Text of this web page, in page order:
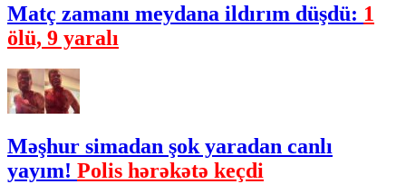
Matç zamanı meydana ildırım düşdü: 1
ölü, 9 yaralı
Məşhur simadan şok yaradan canlı
yayım! Polis hərəkətə keçdi